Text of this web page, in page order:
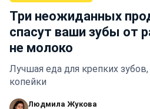
Три неожиданных
спасут ваши зубы от
не молоко
Лучшая еда для крепких
копейки
Людмила Жукова